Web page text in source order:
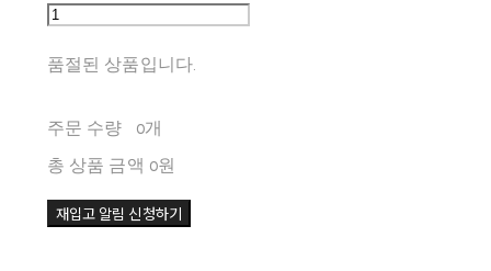
품절된 상품입니다.
주문 수량 0개
총 상품 금액 0원
재입고 알림 신청하기